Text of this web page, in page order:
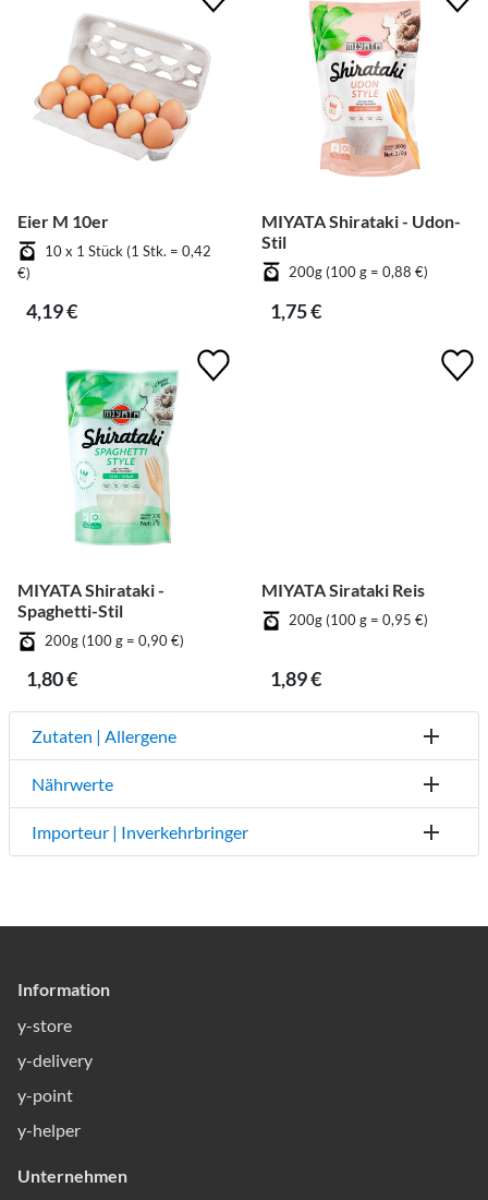
Eier M 10er
10 x 1 Stück (1 Stk. = 0,42
€)
4,19 €
MIYATA Shirataki - Udon-
Stil
200g (100 g = 0,88 €)
1,75 €
MIYATA Shirataki -
Spaghetti-Stil
200g (100 g = 0,90 €)
1,80 €
MIYATA Sirataki Reis
200g (100 g = 0,95 €)
1,89 €
Zutaten | Allergene
Nährwerte
Importeur | Inverkehrbringer
Information
y-store
y-delivery
y-point
y-helper
Unternehmen